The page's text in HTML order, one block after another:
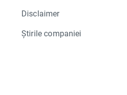
Disclaimer
Știrile companiei